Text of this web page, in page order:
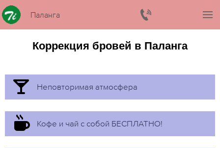
Паланга
Коррекция бровей в Паланга
Неповторимая атмосфера
Кофе и чай с собой БЕСПЛАТНО!